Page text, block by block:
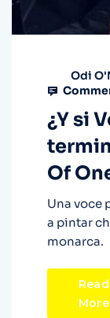
Odi
¿Y si
Of
Una voce
a pintar
monarca.
Read
More